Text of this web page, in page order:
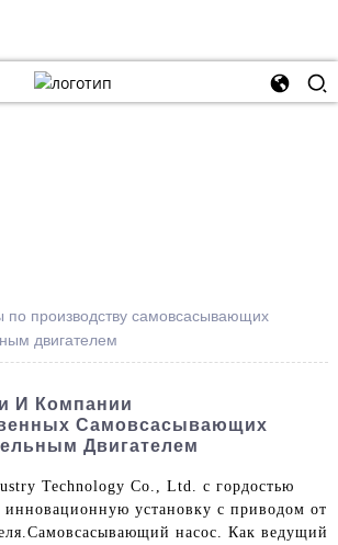
по производству самовсасывающих
двигателем
И Компании
Самовсасывающих
Двигателем
Technology Co., Ltd. с гордостью
инновационную установку с приводом от
Самовсасывающий насос . Как ведущий